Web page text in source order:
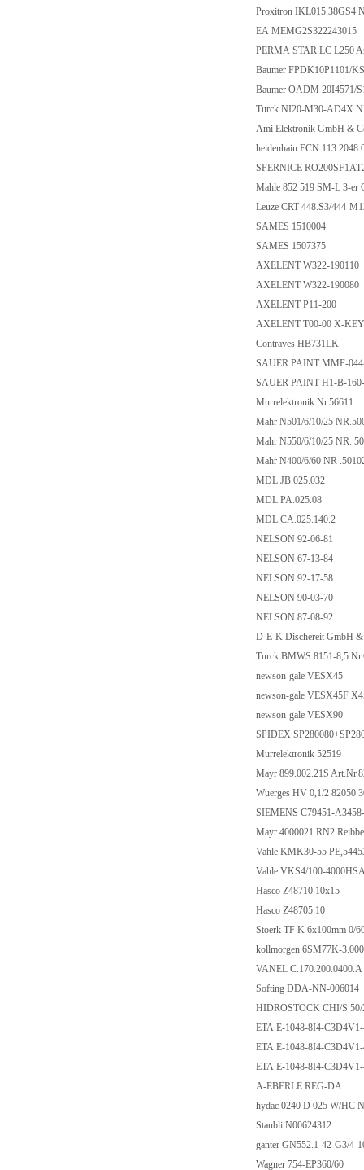
Proxitron IKL015.38GS4
EA MEMG2S322243015
PERMA STAR LC L250
Baumer FPDK10P1101/
Baumer OADM 20I4571/
Turck NI20-M30-AD4X
Ami Elektronik GmbH &
heidenhain ECN 113
SFERNICE
Mahle 852 519 SM-L 3-er
Leuze CRT 448.S3/444-
SAMES 1510004
SAMES 1507375
AXELENT W322-190110
AXELENT W322-190080
AXELENT P11-200
AXELENT T00-00 X-
Contraves HB731LK
SAUER PAINT MMF-
SAUER PAINT H1-B-
Murrelektronik Nr.56611
Mahr N501/6/10/25
Mahr N550/6/10/25 NR.
Mahr N400/6/60 NR
MDL JB.025.032
MDL PA.025.08
MDL CA.025.140.2
NELSON 92-06-81
NELSON 67-13-84
NELSON 92-17-58
NELSON 90-03-70
NELSON 87-08-92
D-E-K Dischereit GmbH
Turck BMWS 8151-8,5
newson-gale VESX45
newson-gale VESX45F
newson-gale VESX90
SPIDEX
Murrelektronik 52519
Mayr 899.002.21S
Wuerges HV 0,1/2 82050
SIEMENS C79451-
Mayr 4000021 RN2
Vahle KMK30-55
Vahle VKS4/100-
Hasco Z48710 10x15
Hasco Z48705 10
Stoerk TF K 6x100mm 0/
kollmorgen 6SM77K-
VANEL C.170.200.0400.A
Softing DDA-NN-006014
HIDROSTOCK CHI/S
ETA E-1048-8I4-
ETA E-1048-8I4-
ETA E-1048-8I4-
A-EBERLE REG-DA
hydac 0240 D 025 W/HC
Staubli N00624312
ganter GN552.1-42-G3/4-
Wagner 754-EP360/60